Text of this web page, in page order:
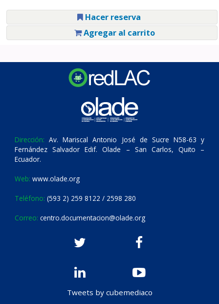
Hacer reserva
Agregar al carrito
Dirección: Av. Mariscal Antonio José de Sucre N58-63 y
Fernández Salvador Edif. Olade – San Carlos, Quito –
Ecuador.
Web: www.olade.org
Teléfono: (593 2) 259 8122 / 2598 280
Correo: centro.documentacion@olade.org
Tweets by cubemediaco